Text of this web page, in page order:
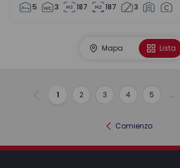
5 3 187 187 3
Mapa Lista
Anterior
1 2 3 4 5 ...
Comienzo